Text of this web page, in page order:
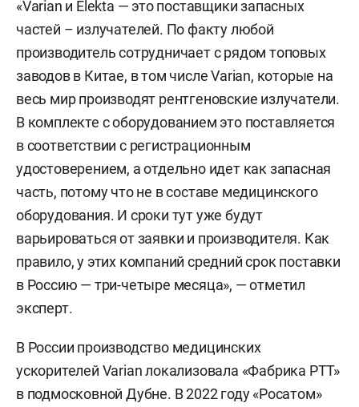
«Varian и Elekta — это поставщики запасных
частей – излучателей. По факту любой
производитель сотрудничает с рядом топовых
заводов в Китае, в том числе Varian, которые на
весь мир производят рентгеновские излучатели.
В комплекте с оборудованием это поставляется
в соответствии с регистрационным
удостоверением, а отдельно идет как запасная
часть, потому что не в составе медицинского
оборудования. И сроки тут уже будут
варьироваться от заявки и производителя. Как
правило, у этих компаний средний срок поставки
в Россию — три-четыре месяца», — отметил
эксперт.
В России производство медицинских
ускорителей Varian локализовала «Фабрика РТТ»
в подмосковной Дубне. В 2022 году «Росатом»